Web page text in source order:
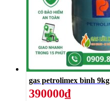
gas petrolimex bình 9kg
390000₫